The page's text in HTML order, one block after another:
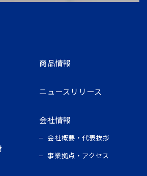
商品情報
ニュースリリース
会社情報
会社概要・代表挨拶
事業拠点・アクセス